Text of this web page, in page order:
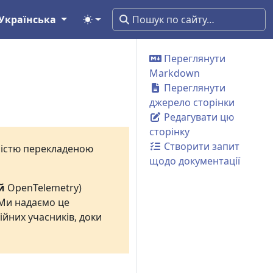
Переглянути
Markdown
Переглянути
джерело сторінки
Редагувати цю
сторінку
Створити запит
щодо документації
перекладеною
OpenTelemetry)
надаємо це
учасників, доки